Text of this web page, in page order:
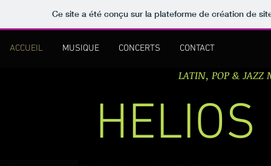
Ce site a été conçu sur la plateforme de création de
ACCUEIL MUSIQUE CONCERTS CONTACT
LATIN, POP & JAZZ